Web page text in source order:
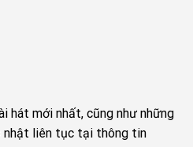
hát mới nhất, cũng như những
nhật liên tục tại thông tin